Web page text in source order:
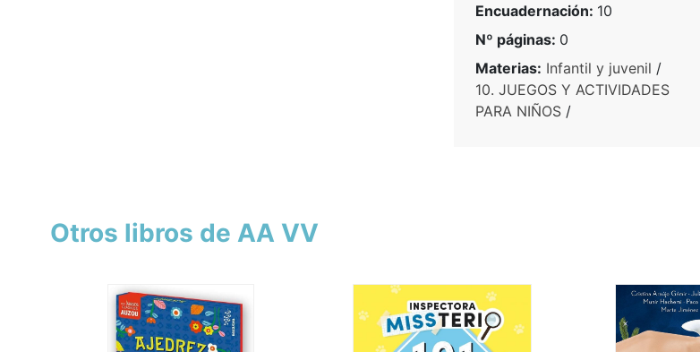
Encuadernación: 10
Nº páginas: 0
Materias: Infantil y juvenil /
10. JUEGOS Y ACTIVIDADES
PARA NIÑOS/
Otros libros de AA VV